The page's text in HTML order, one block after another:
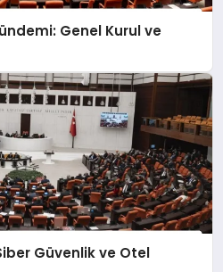
Genel Kurul ve
Güvenlik ve Otel